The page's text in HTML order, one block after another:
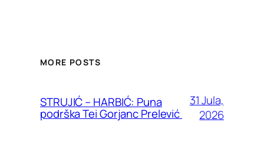
MORE POSTS
STRUJIĆ – HARBIĆ: Puna
podrška Tei Gorjanc Prelević
31 Jula,
2026